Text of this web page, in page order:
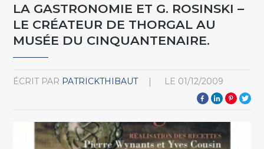
LA GASTRONOMIE ET G. ROSINSKI –
LE CRÉATEUR DE THORGAL AU
MUSÉE DU CINQUANTENAIRE.
ÉCRIT PAR PATRICKTHIBAUT LE 01/12/2009